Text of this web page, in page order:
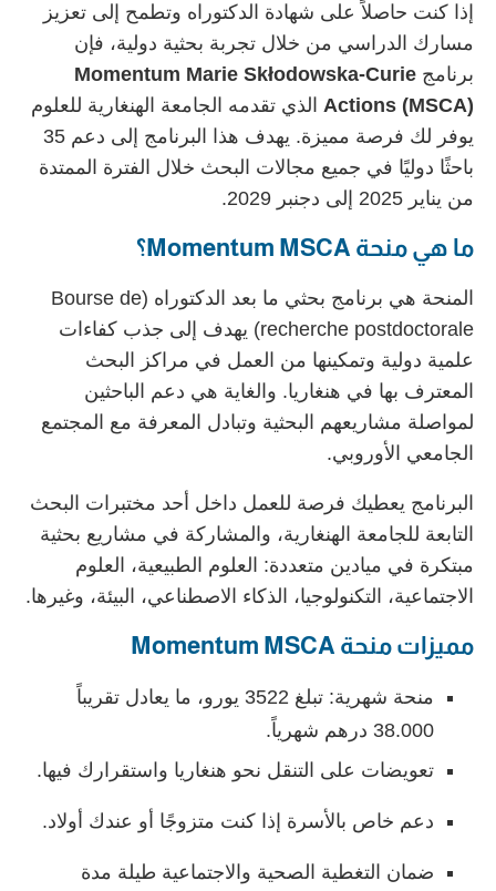
إذا كنت حاصلاً على شهادة الدكتوراه وتطمح إلى تعزيز
مسارك الدراسي من خلال تجربة بحثية دولية، فإن
برنامج Momentum Marie Skłodowska-Curie
Actions (MSCA) الذي تقدمه الجامعة الهنغارية للعلوم
يوفر لك فرصة مميزة.
يهدف هذا البرنامج إلى دعم 35
باحثًا دوليًا في جميع مجالات البحث خلال الفترة الممتدة
من يناير 2025 إلى دجنبر 2029.
ما هي منحة Momentum MSCA؟
المنحة هي برنامج بحثي ما بعد الدكتوراه (Bourse de
recherche postdoctorale) يهدف إلى جذب كفاءات
علمية دولية وتمكينها من العمل في مراكز البحث
المعترف بها في هنغاريا. والغاية هي دعم الباحثين
لمواصلة مشاريعهم البحثية وتبادل المعرفة مع المجتمع
الجامعي الأوروبي.
البرنامج يعطيك فرصة للعمل داخل أحد مختبرات البحث
التابعة للجامعة الهنغارية، والمشاركة في مشاريع بحثية
مبتكرة في ميادين متعددة: العلوم الطبيعية، العلوم
الاجتماعية، التكنولوجيا، الذكاء الاصطناعي، البيئة، وغيرها.
مميزات منحة Momentum MSCA
منحة شهرية: تبلغ 3522 يورو، ما يعادل تقريباً
38.000 درهم شهرياً.
تعويضات على التنقل نحو هنغاريا واستقرارك فيها.
دعم خاص بالأسرة إذا كنت متزوجًا أو عندك أولاد.
ضمان التغطية الصحية والاجتماعية طيلة مدة